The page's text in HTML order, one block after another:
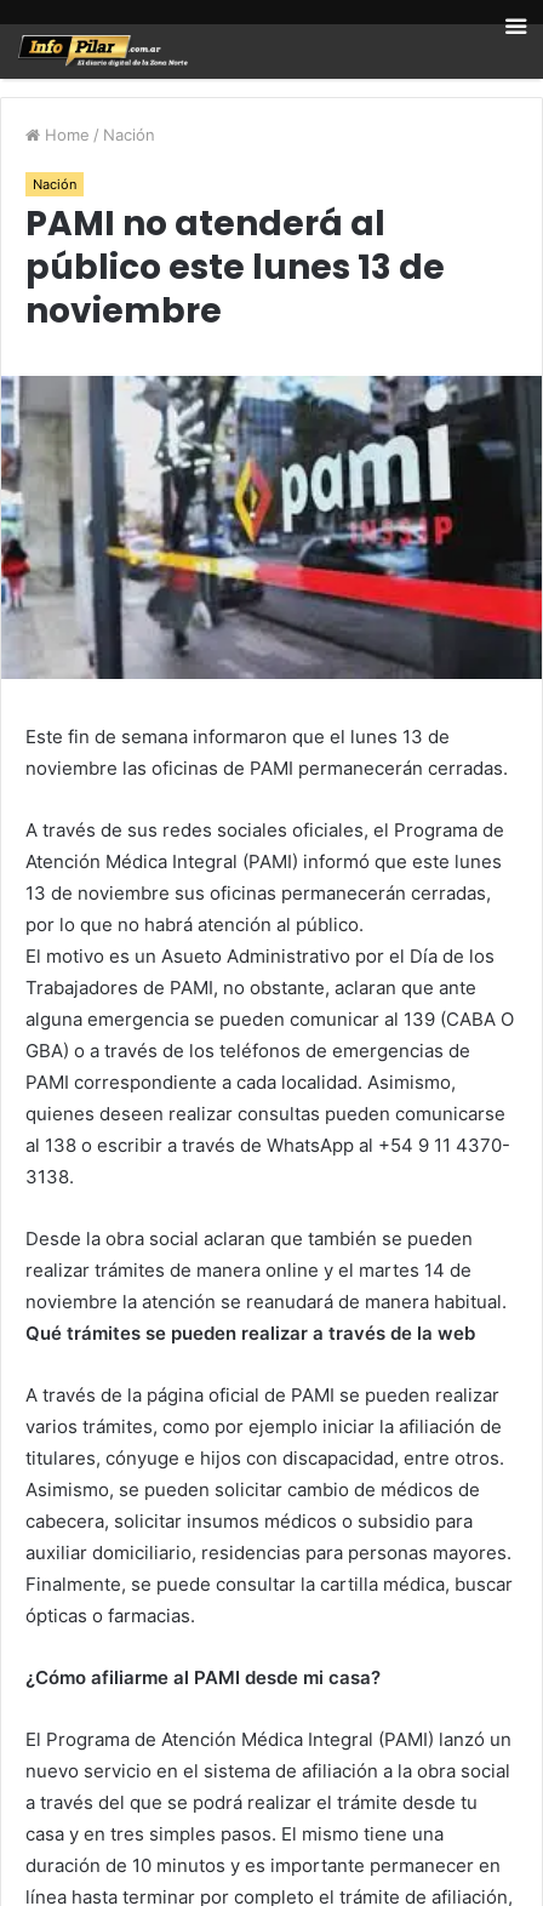
Home / Nación
Nación
PAMI no atenderá al
público este lunes 13 de
noviembre
Este fin de semana informaron que el lunes 13 de
noviembre las oficinas de PAMI permanecerán cerradas.
A través de sus redes sociales oficiales, el Programa de
Atención Médica Integral (PAMI) informó que este lunes
13 de noviembre sus oficinas permanecerán cerradas,
por lo que no habrá atención al público.
El motivo es un Asueto Administrativo por el Día de los
Trabajadores de PAMI, no obstante, aclaran que ante
alguna emergencia se pueden comunicar al 139 (CABA O
GBA) o a través de los teléfonos de emergencias de
PAMI correspondiente a cada localidad. Asimismo,
quienes deseen realizar consultas pueden comunicarse
al 138 o escribir a través de WhatsApp al +54 9 11 4370-
3138.
Desde la obra social aclaran que también se pueden
realizar trámites de manera online y el martes 14 de
noviembre la atención se reanudará de manera habitual.
Qué trámites se pueden realizar a través de la web
A través de la página oficial de PAMI se pueden realizar
varios trámites, como por ejemplo iniciar la afiliación de
titulares, cónyuge e hijos con discapacidad, entre otros.
Asimismo, se pueden solicitar cambio de médicos de
cabecera, solicitar insumos médicos o subsidio para
auxiliar domiciliario, residencias para personas mayores.
Finalmente, se puede consultar la cartilla médica, buscar
ópticas o farmacias.
¿Cómo afiliarme al PAMI desde mi casa?
El Programa de Atención Médica Integral (PAMI) lanzó un
nuevo servicio en el sistema de afiliación a la obra social
a través del que se podrá realizar el trámite desde tu
casa y en tres simples pasos. El mismo tiene una
duración de 10 minutos y es importante permanecer en
línea hasta terminar por completo el trámite de afiliación,